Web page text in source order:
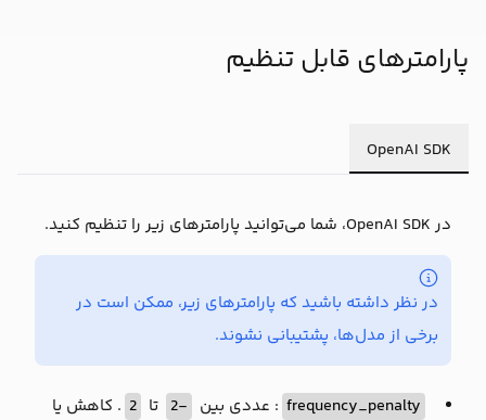
پارامترهای قابل تنظیم
OpenAI SDK
در OpenAI SDK، شما می‌توانید پارامترهای زیر را تنظیم کنید.
در نظر داشته باشید که پارامترهای زیر، ممکن است در
برخی از مدل‌ها، پشتیبانی نشوند.
frequency_penalty : عددی بین -2 تا 2 . کاهش یا